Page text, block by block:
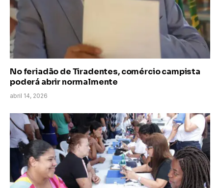
No feriadão de Tiradentes, comércio campista
poderá abrir normalmente
abril 14, 2026